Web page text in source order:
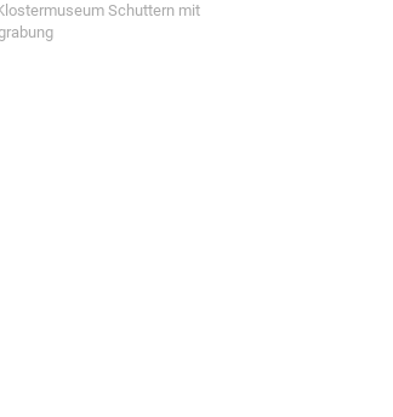
Schuttern mit